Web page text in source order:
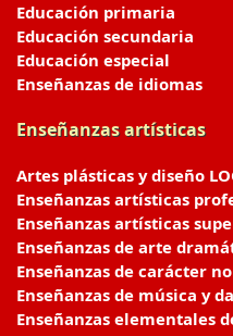
Educación primaria
Educación secundaria
Educación especial
Enseñanzas de idiomas
Enseñanzas artísticas
Artes plásticas y diseño
Enseñanzas artísticas
Enseñanzas artísticas
Enseñanzas de arte
Enseñanzas de carácter
Enseñanzas de música y
Enseñanzas elementales